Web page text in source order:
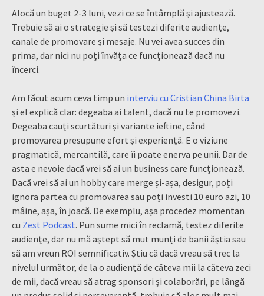
Alocă un buget 2-3 luni, vezi ce se întâmplă și ajustează.
Trebuie să ai o strategie și să testezi diferite audiențe,
canale de promovare și mesaje. Nu vei avea succes din
prima, dar nici nu poți învăța ce funcționează dacă nu
încerci.
Am făcut acum ceva timp un interviu cu Cristian China Birta
și el explică clar: degeaba ai talent, dacă nu te promovezi.
Degeaba cauți scurtături și variante ieftine, când
promovarea presupune efort și experiență. E o viziune
pragmatică, mercantilă, care îi poate enerva pe unii. Dar de
asta e nevoie dacă vrei să ai un business care funcționează.
Dacă vrei să ai un hobby care merge și-așa, desigur, poți
ignora partea cu promovarea sau poți investi 10 euro azi, 10
mâine, așa, în joacă. De exemplu, așa procedez momentan
cu Zest Podcast. Pun sume mici în reclamă, testez diferite
audiențe, dar nu mă aștept să mut munți de banii ăștia sau
să am vreun ROI semnificativ. Știu că dacă vreau să trec la
nivelul următor, de la o audiență de câteva mii la câteva zeci
de mii, dacă vreau să atrag sponsori și colaborări, pe lângă